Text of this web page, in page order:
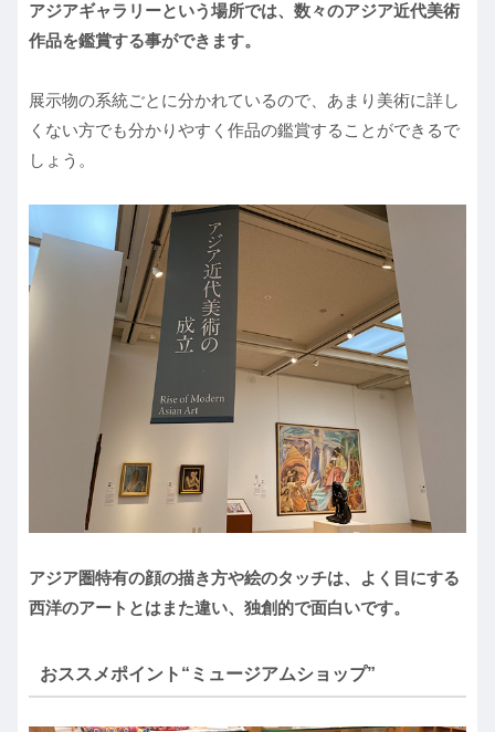
アジアギャラリーという場所では、数々のアジア近代美術
作品を鑑賞する事ができます。
展示物の系統ごとに分かれているので、あまり美術に詳し
くない方でも分かりやすく作品の鑑賞することができるで
しょう。
アジア圏特有の顔の描き方や絵のタッチは、よく目にする
西洋のアートとはまた違い、独創的で面白いです。
おススメポイント“ミュージアムショップ”